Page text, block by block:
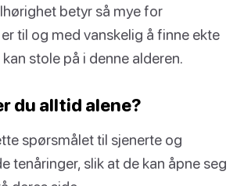
betyr så mye for
til og med vanskelig å finne ekte
stole på i denne alderen.
du alltid alene?
spørsmålet til sjenerte og
tenåringer, slik at de kan åpne seg